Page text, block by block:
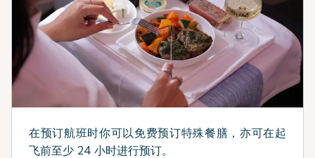
在预订航班时你可以免费预订特殊餐膳，亦可在起
飞前至少 24 小时进行预订。